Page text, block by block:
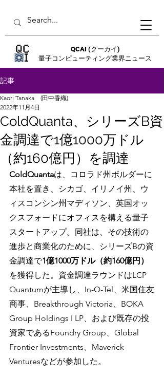
QCAI (クーカイ)
量子コンピューティング業界ニュース
記事
ColdQuanta、シリーズB資
金調達で1億1000万ドル
（約160億円）を調達
Kaori Tanaka (田中香織)
2022年11月4日
ColdQuantaは、コロラド州ボルダーに
本社を置き、シカゴ、イリノイ州、ウ
ィスコンシン州マディソン、英国オッ
クスフォードにオフィスを構える量子
スタートアップ。同社は、その技術の
進歩と商業化のために、シリーズBの資
金調達で1億1000万ドル（約160億円）
を獲得した。資金調達ラウンドはLCP
Quantumが主導し、In-Q-Tel、米国住友
商事、Breakthrough Victoria、BOKA
Group Holdings I LP、および既存の投
資家であるFoundry Group、Global
Frontier Investments、Maverick
Venturesなどが参加した。